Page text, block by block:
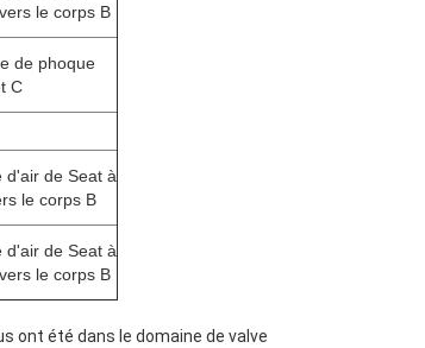
le corps B
de phoque
C
d'air de Seat à
le corps B
d'air de Seat à
le corps B
ont été dans le domaine de valve